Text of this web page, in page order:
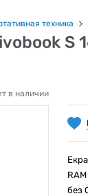
техника
S
в наличии
без